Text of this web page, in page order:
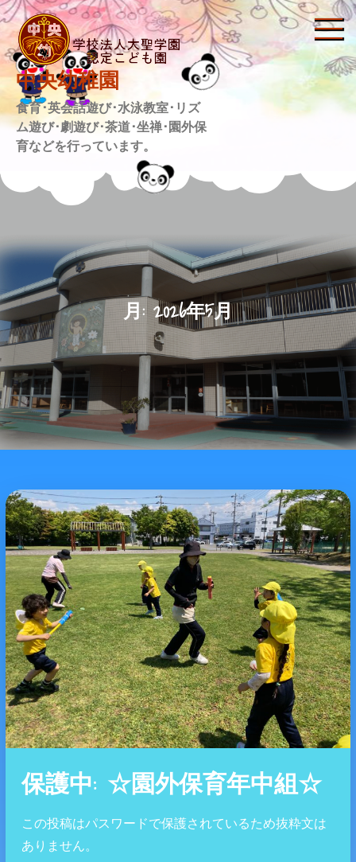
Skip
to
content
中央幼稚園
食育･英会話遊び･水泳教室･リズ
ム遊び･劇遊び･茶道･坐禅･園外保
育などを行っています。
月: 2026年5月
保護中: ☆園外保育年中組☆
この投稿はパスワードで保護されているため抜粋文は
ありません。